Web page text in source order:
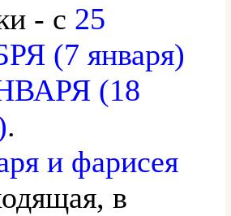
- с 25
(7 января)
(18
.
и фарисея
в